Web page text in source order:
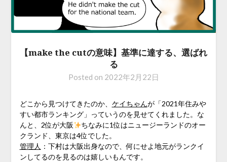
【make the cutの意味】基準に達する、選ばれ
る
Posted on 2022年2月22日
どこから見つけてきたのか、 ケイちゃんが「2021年住みや
すい都市ランキング」っていうのを見せてくれました。な
んと、2位が大阪
ちなみに1位はニュージーランドのオー
クランド、東京は4位でした。
管理人 ：下村は大阪出身なので、何にせよ地元がランクイ
ンしてるのを見るのは嬉しいもんです。